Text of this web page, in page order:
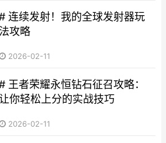
连续发射！我的全球发射器玩
法攻略
2026-02-11
王者荣耀永恒钻石征召攻略：
你轻松上分的实战技巧
2026-02-11